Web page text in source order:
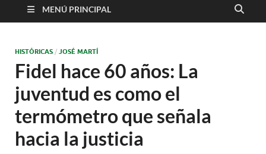
MENÚ PRINCIPAL
HISTÓRICAS / JOSÉ MARTÍ
Fidel hace 60 años: La
juventud es como el
termómetro que señala
hacia la justicia